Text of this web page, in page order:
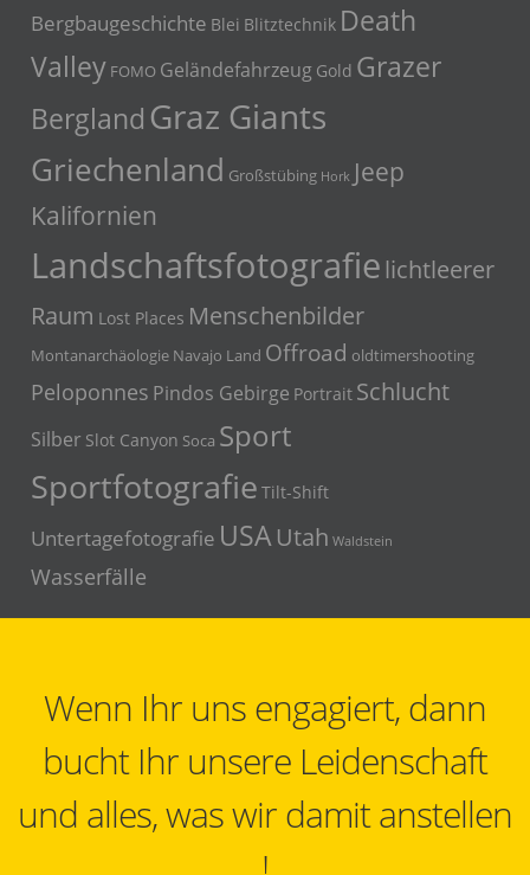
Bergbaugeschichte Blei Blitztechnik Death
Valley FOMO Geländefahrzeug Gold Grazer
Bergland Graz Giants
Griechenland Großstübing Hork Jeep
Kalifornien
Landschaftsfotografie lichtleerer
Raum Lost Places Menschenbilder
Montanarchäologie Navajo Land Offroad oldtimershooting
Peloponnes Pindos Gebirge Portrait Schlucht
Silber Slot Canyon Soca Sport
Sportfotografie Tilt-Shift
Untertagefotografie USAUtah Waldstein
Wasserfälle
Wenn Ihr uns engagiert, dann
bucht Ihr unsere Leidenschaft
und alles, was wir damit anstellen